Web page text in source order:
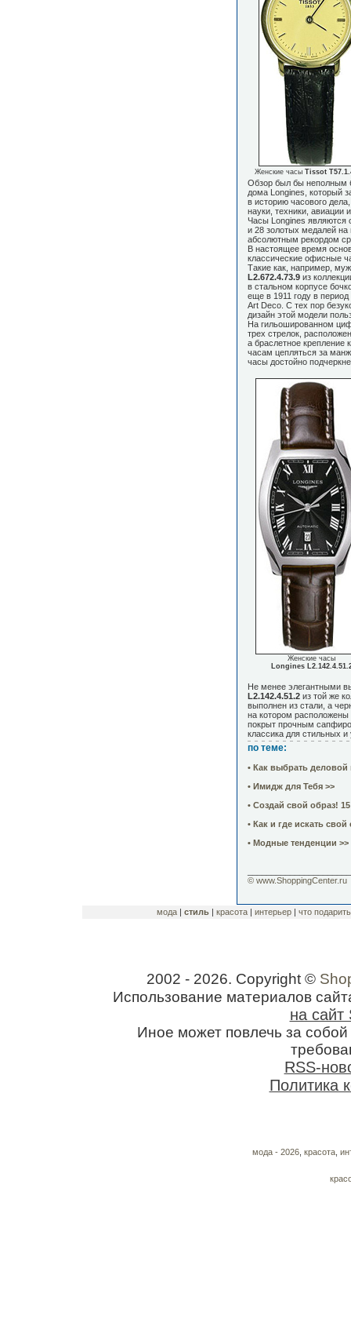
Женские часы Tissot
Обзор был бы неполным
дома Longines, который
в историю часового
науки, техники, авиации
Часы Longines являются
и 28 золотых медалей
абсолютным рекордом
В настоящее время
классические офисные
Такие как, например,
L2.672.4.73.9из
в стальном корпусе
еще в 1911 году в
Art Deco. С тех пор
дизайн этой модели
На гильошированном
трех стрелок,
а браслетное крепление
часам цепляться за
часы достойно
Женские часы
Longines
Не менее элегантными
L2.142.4.51.2 из той же
выполнен из стали, а
на котором
покрыт прочным
классика для стильных
по теме:
• Как выбрать деловой
• Имидж для Тебя >>
• Создай свой образ!
• Как и где искать свой
• Модные тенденции >>
© www.ShoppingCenter.ru
мода | стиль | красота | интерьер | что подарить
2002 - 2026. Copyright ©
Использование материалов
на сайт
Иное может повлечь за
RSS-
Политика
мода - 2026, красота,